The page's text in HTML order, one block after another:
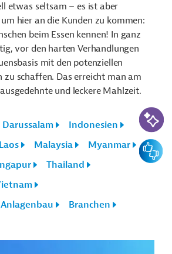
etwas seltsam – es ist aber
hier an die Kunden zu kommen:
beim Essen kennen! In ganz
vor den harten Verhandlungen
mit den potenziellen
zu schaffen. Das erreicht man am
und leckere Mahlzeit.
Indonesien
Laos Malaysia
Myanmar
Thailand
Branchen
KI-